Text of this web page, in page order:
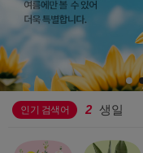
인기 검색어
10
결혼식
1
호접란
2 생일
3 금전수
5 기념일